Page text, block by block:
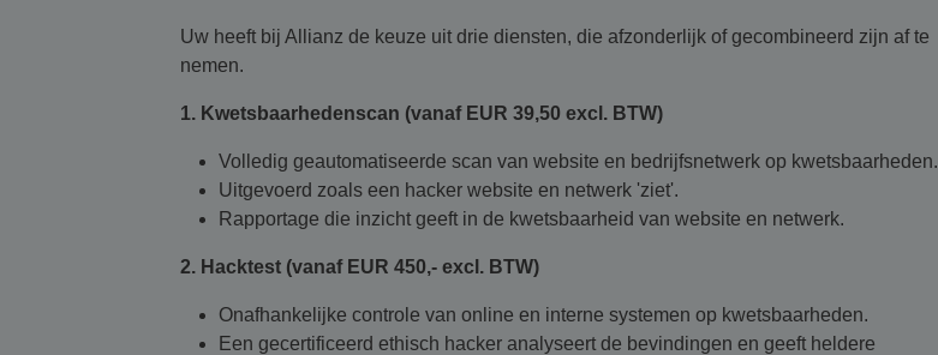
Uw heeft bij Allianz de keuze uit drie diensten, die afzonderlijk of gecombineerd zijn af te
nemen.
1. Kwetsbaarhedenscan (vanaf EUR 39,50 excl. BTW)
Volledig geautomatiseerde scan van website en bedrijfsnetwerk op kwetsbaarheden.
Uitgevoerd zoals een hacker website en netwerk 'ziet'.
Rapportage die inzicht geeft in de kwetsbaarheid van website en netwerk.
2. Hacktest (vanaf EUR 450,- excl. BTW)
Onafhankelijke controle van online en interne systemen op kwetsbaarheden.
Een gecertificeerd ethisch hacker analyseert de bevindingen en geeft heldere